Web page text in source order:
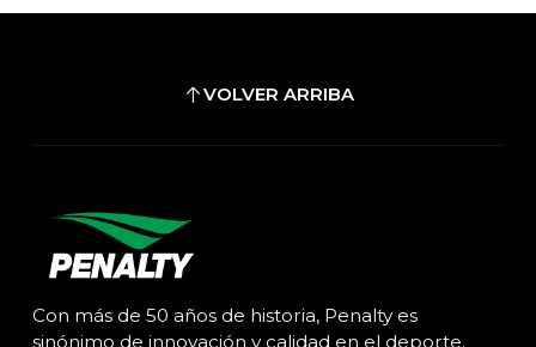
VOLVER ARRIBA
Con más de 50 años de historia, Penalty es
sinónimo de innovación y calidad en el deporte.